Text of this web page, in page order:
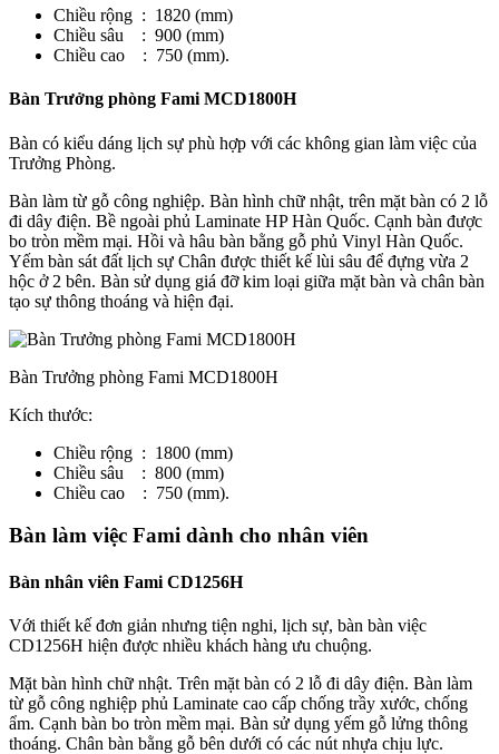
Chiều rộng : 1820 (mm)
Chiều sâu : 900 (mm)
Chiều cao : 750 (mm).
Bàn Trưởng phòng Fami MCD1800H
Bàn có kiểu dáng lịch sự phù hợp với các không gian làm việc của
Trưởng Phòng.
Bàn làm từ gỗ công nghiệp. Bàn hình chữ nhật, trên mặt bàn có 2 lỗ
đi dây điện. Bề ngoài phủ Laminate HP Hàn Quốc. Cạnh bàn được
bo tròn mềm mại. Hồi và hâu bàn bằng gỗ phủ Vinyl Hàn Quốc.
Yếm bàn sát đất lịch sự Chân được thiết kế lùi sâu để đựng vừa 2
hộc ở 2 bên. Bàn sử dụng giá đỡ kim loại giữa mặt bàn và chân bàn
tạo sự thông thoáng và hiện đại.
Bàn Trưởng phòng Fami MCD1800H
Kích thước:
Chiều rộng : 1800 (mm)
Chiều sâu : 800 (mm)
Chiều cao : 750 (mm).
Bàn làm việc Fami dành cho nhân viên
Bàn nhân viên Fami CD1256H
Với thiết kế đơn giản nhưng tiện nghi, lịch sự, bàn bàn việc
CD1256H hiện được nhiều khách hàng ưu chuộng.
Mặt bàn hình chữ nhật. Trên mặt bàn có 2 lỗ đi dây điện. Bàn làm
từ gỗ công nghiệp phủ Laminate cao cấp chống trầy xước, chống
ẩm. Cạnh bàn bo tròn mềm mại. Bàn sử dụng yếm gỗ lửng thông
thoáng. Chân bàn bằng gỗ bên dưới có các nút nhựa chịu lực.